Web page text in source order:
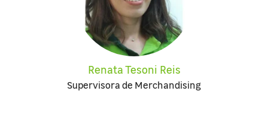
Renata Tesoni Reis
Supervisora de Merchandising